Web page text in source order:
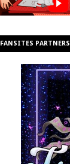
FANSITES PARTNERS